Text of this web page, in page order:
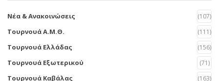
Νέα & Ανακοινώσεις (107)
Τουρνουά Α.Μ.Θ. (111)
Τουρνουά Ελλάδας (156)
Τουρνουά Εξωτερικού (71)
Τουρνουά Καβάλας (163)